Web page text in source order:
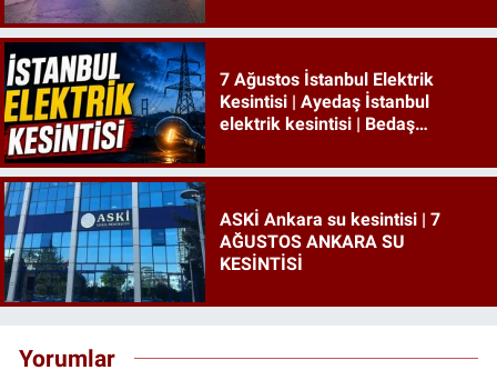
7 Ağustos İstanbul Elektrik
Kesintisi | Ayedaş İstanbul
elektrik kesintisi | Bedaş
ASKİ Ankara su kesintisi | 7
AĞUSTOS ANKARA SU
KESİNTİSİ
Yorumlar